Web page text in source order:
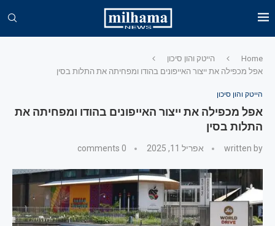
Home
הייטק והון סיכון
אפל מכפילה את ייצור האייפונים בהודו ומפחיתה את התלות בסין
הייטק והון סיכון
אפל מכפילה את ייצור האייפונים בהודו ומפחיתה את
התלות בסין
written by אפריל 11, 2025 0 comments